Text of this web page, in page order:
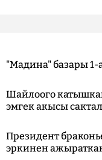
"Мадина" базары 1-
Шайлоого
эмгек акысы
Президент
эркинен